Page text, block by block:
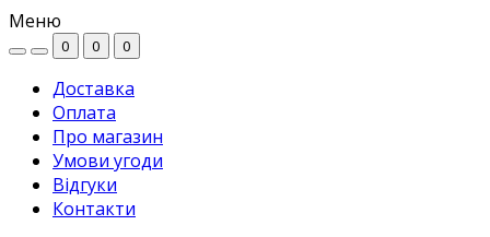
Меню
0 0 0
Доставка
Оплата
Про магазин
Умови угоди
Відгуки
Контакти